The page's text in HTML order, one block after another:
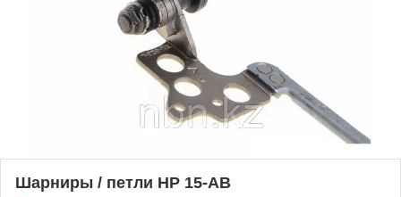
Шарниры / петли HP 15-AB